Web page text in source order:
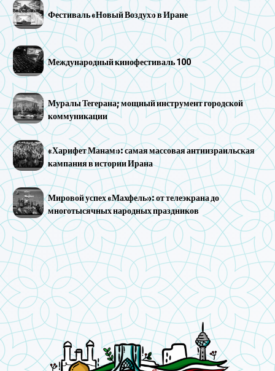
Фестиваль «Новый Воздух» в Иране
Международный кинофестиваль 100
Муралы Тегерана; мощный инструмент городской
коммуникации
«Харифет Манам»: самая массовая антиизраильская
кампания в истории Ирана
Мировой успех «Махфель»: от телеэкрана до
многотысячных народных праздников